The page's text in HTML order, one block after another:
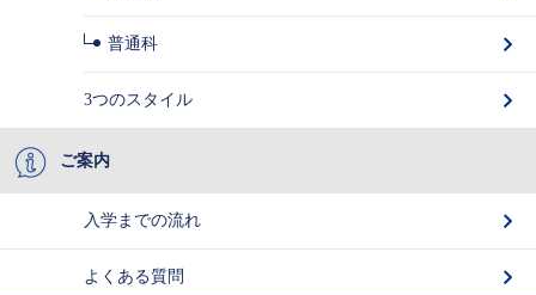
普通科
3つのスタイル
ご案内
入学までの流れ
よくある質問